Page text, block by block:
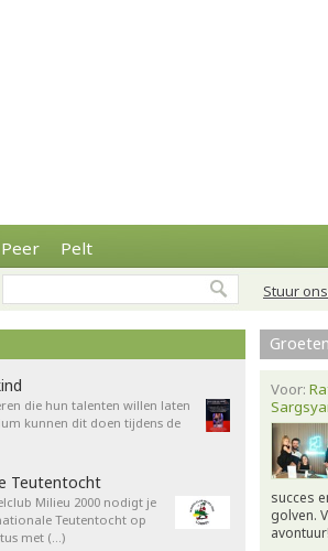
Peer Pelt
Stuur
die hun talenten willen laten
kunnen dit doen tijdens de
Teutentocht
Milieu 2000 nodigt je
Teutentocht op
met (…)
Voor:
succes
golven.
avontuur!